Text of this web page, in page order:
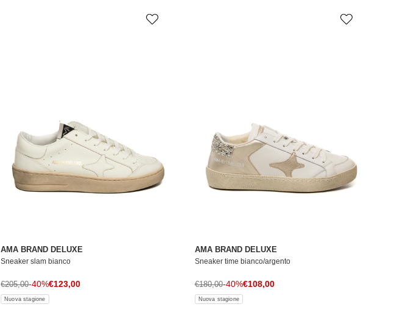
AMA BRAND DELUXE
Sneaker slam bianco
Prezzo di vendita
€123,00
Prezzo normale
€205,00-40%
Nuova stagione
AMA BRAND DELUXE
Sneaker time bianco/argento
Prezzo di vendita
€108,00
Prezzo normale
€180,00-40%
Nuova stagione